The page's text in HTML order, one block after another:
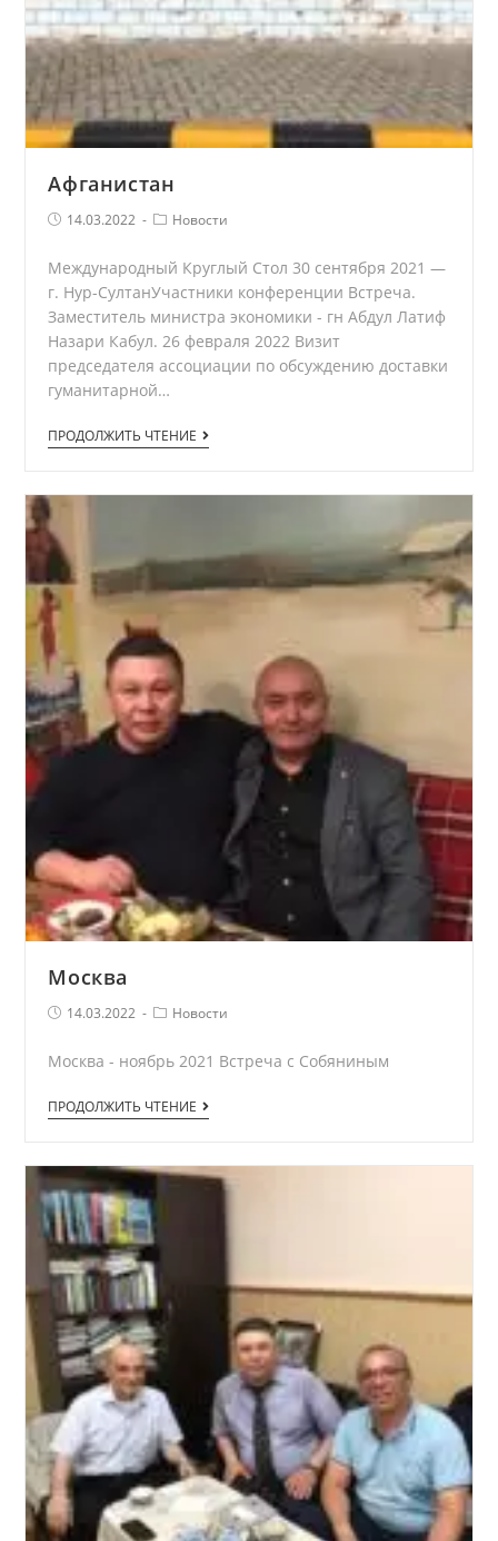
Афганистан
Запись
14.03.2022
Рубрика
Новости
Международный Круглый Стол 30 сентября 2021 —
г. Нур-СултанУчастники конференции Встреча.
Заместитель министра экономики - гн Абдул Латиф
Назари Кабул. 26 февраля 2022 Визит
председателя ассоциации по обсуждению доставки
гуманитарной…
ПРОДОЛЖИТЬ ЧТЕНИЕ Афганистан
Москва
Запись
14.03.2022
Рубрика
Новости
Москва - ноябрь 2021 Встреча с Собяниным
ПРОДОЛЖИТЬ ЧТЕНИЕ Москва